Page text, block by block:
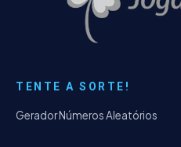
TENTE A SORTE!
Gerador Números Aleatórios